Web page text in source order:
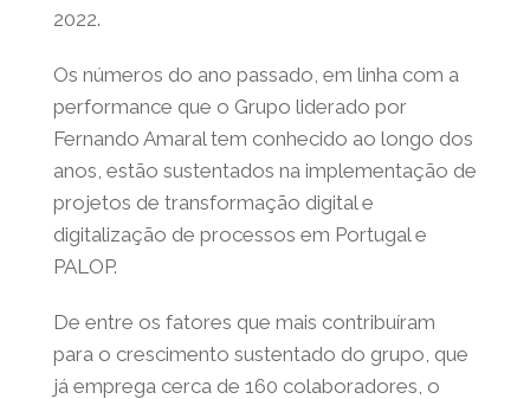
2022.
Os números do ano passado, em linha com a
performance que o Grupo liderado por
Fernando Amaral tem conhecido ao longo dos
anos, estão sustentados na implementação de
projetos de transformação digital e
digitalização de processos em Portugal e
PALOP.
De entre os fatores que mais contribuíram
para o crescimento sustentado do grupo, que
já emprega cerca de 160 colaboradores, o